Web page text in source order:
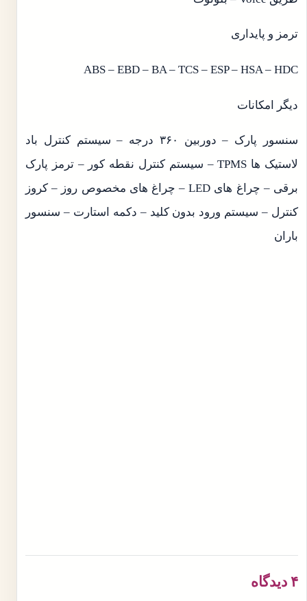
ترمز و پایداری
ABS – EBD – BA – TCS – ESP – HSA – HDC
دیگر امکانات
سنسور پارک – دوربین ۳۶۰ درجه – سیستم کنترل باد
لاستیک ها TPMS – سیستم کنترل نقطه کور – ترمز پارک
برقی – چراغ های LED – چراغ های مخصوص روز – کروز
کنترل – سیستم ورود بدون کلید – دکمه استارت – سنسور
باران
۴ دیدگاه